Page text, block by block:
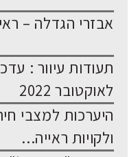
אבזרי הגדלה –
תעודות עיוור :
לאוקטובר 2022
היערכות למצבי
ולקויות ראייה...